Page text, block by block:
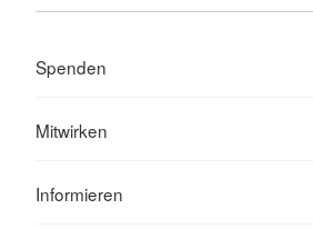
Spenden
Mitwirken
Informieren